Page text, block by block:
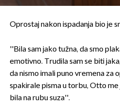
Oprostaj nakon ispadanja bio je
''Bila sam jako tužna, da smo
emotivno. Trudila sam se biti
da nismo imali puno vremena za
spakirale pisma u torbu, Otto me
bila na rubu suza''.